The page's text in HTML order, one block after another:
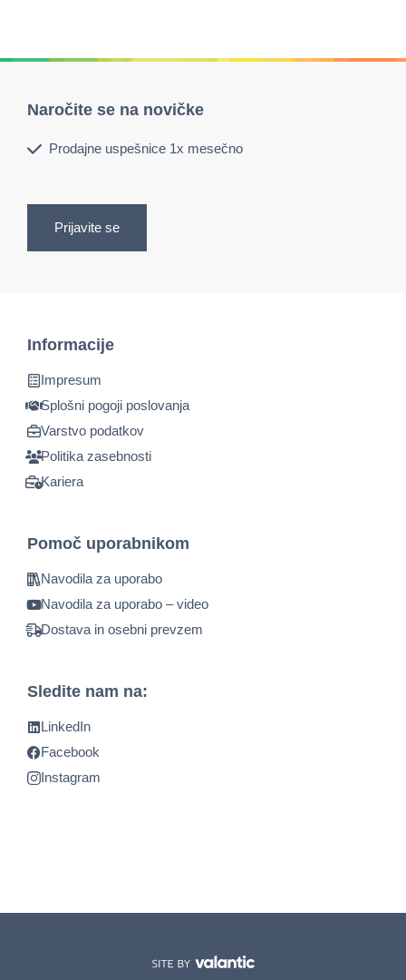
Naročite se na novičke
Prodajne uspešnice 1x mesečno
Prijavite se
Informacije
Impresum
Splošni pogoji poslovanja
Varstvo podatkov
Politika zasebnosti
Kariera
Pomoč uporabnikom
Navodila za uporabo
Navodila za uporabo – video
Dostava in osebni prevzem
Sledite nam na:
LinkedIn
Facebook
Instagram